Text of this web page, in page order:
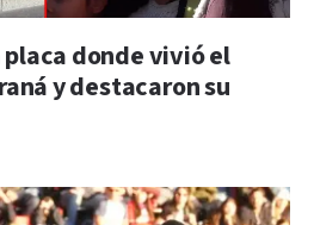
donde vivió el
y destacaron su